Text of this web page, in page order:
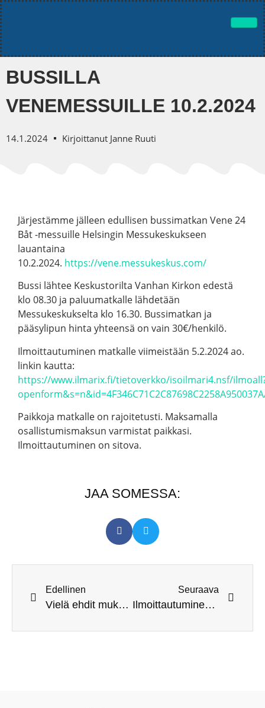
BUSSILLA
VENEMESSUILLE 10.2.2024
14.1.2024 Kirjoittanut Janne Ruuti
Järjestämme jälleen edullisen bussimatkan Vene 24
Båt -messuille Helsingin Messukeskukseen
lauantaina
10.2.2024. https://vene.messukeskus.com/
Bussi lähtee Keskustorilta Vanhan Kirkon edestä
klo 08.30 ja paluumatkalle lähdetään
Messukeskukselta klo 16.30. Bussimatkan ja
pääsylipun hinta yhteensä on vain 30€/henkilö.
Ilmoittautuminen matkalle viimeistään 5.2.2024 ao.
linkin kautta:
https://www.ilmarix.fi/tietoverkko/isoilmari4.nsf/
Paikkoja matkalle on rajoitetusti. Maksamalla
osallistumismaksun varmistat paikkasi.
Ilmoittautuminen on sitova.
JAA SOMESSA:
Edellinen
Vielä ehdit mukaan kevään laivurikursseille!
Seuraava
Ilmoittautuminen vuoden 2024 päällikkökurssille on avattu